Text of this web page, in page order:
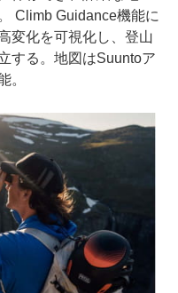
Climb Guidance機能に
変化を可視化し、登山
する。地図はSuuntoア
。